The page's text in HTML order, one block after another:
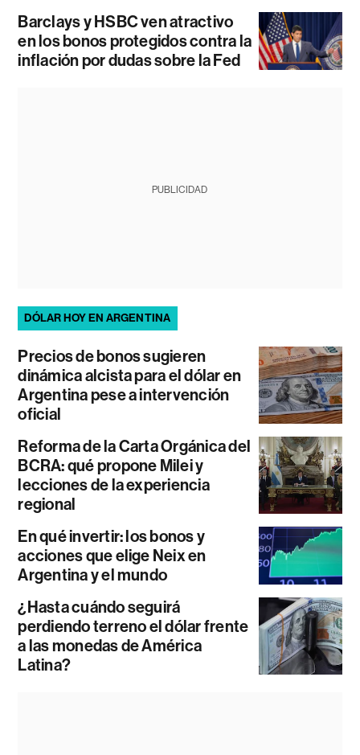
Barclays y HSBC ven atractivo
en los bonos protegidos contra la
inflación por dudas sobre la Fed
PUBLICIDAD
DÓLAR HOY EN ARGENTINA
Precios de bonos sugieren
dinámica alcista para el dólar en
Argentina pese a intervención
oficial
Reforma de la Carta Orgánica del
BCRA: qué propone Milei y
lecciones de la experiencia
regional
En qué invertir: los bonos y
acciones que elige Neix en
Argentina y el mundo
¿Hasta cuándo seguirá
perdiendo terreno el dólar frente
a las monedas de América
Latina?